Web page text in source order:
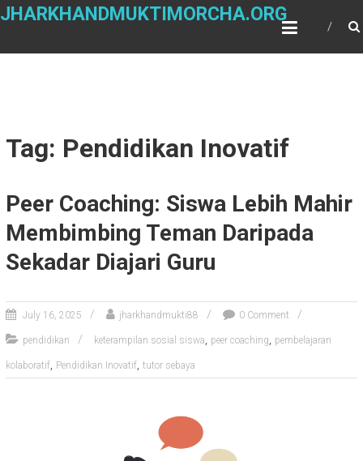
Skip
JHARKHANDMUKTIMORCHA.ORG
Tag: Pendidikan Inovatif
Peer Coaching: Siswa Lebih Mahir
Membimbing Teman Daripada
Sekadar Diajari Guru
July 16, 2025 jharkhandmukti88 0 Comment
pendidikan keterampilan sosial siswa, peer coaching, pembelajaran
kolaboratif, Pendidikan Inovatif, tutor sebaya